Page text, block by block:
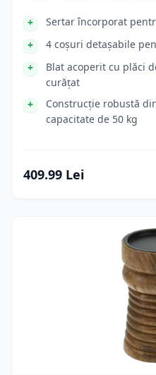
Sertar încorporat
4 coșuri detașabile
Blat acoperit cu plăci
curățat
Construcție robustă
capacitate de 50 kg
409.99 Lei